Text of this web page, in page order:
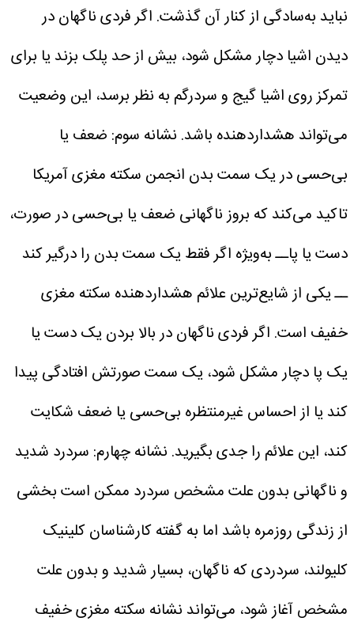
نباید به‌سادگی از کنار آن گذشت. اگر فردی ناگهان در
دیدن اشیا دچار مشکل شود، بیش از حد پلک بزند یا برای
تمرکز روی اشیا گیج و سردرگم به نظر برسد، این وضعیت
می‌تواند هشداردهنده باشد. نشانه سوم: ضعف یا
بی‌حسی در یک سمت بدن انجمن سکته مغزی آمریکا
تاکید می‌کند که بروز ناگهانی ضعف یا بی‌حسی در صورت،
دست یا پاــ به‌ویژه اگر فقط یک سمت بدن را درگیر کند
ــ یکی از شایع‌ترین علائم هشداردهنده سکته مغزی
خفیف است. اگر فردی ناگهان در بالا بردن یک دست یا
یک پا دچار مشکل شود، یک سمت صورتش افتادگی پیدا
کند یا از احساس غیرمنتظره بی‌حسی یا ضعف شکایت
کند، این علائم را جدی بگیرید. نشانه چهارم: سردرد شدید
و ناگهانی بدون علت مشخص سردرد ممکن است بخشی
از زندگی روزمره باشد اما به گفته کارشناسان کلینیک
کلیولند، سردردی که ناگهان، بسیار شدید و بدون علت
مشخص آغاز شود، می‌تواند نشانه سکته مغزی خفیف